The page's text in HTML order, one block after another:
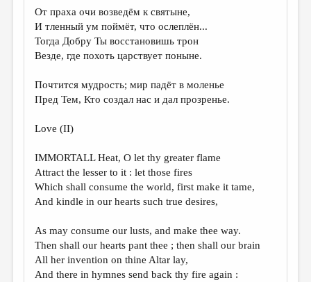
КОНКУРСЫ
ДЕТСКАЯ КОМНАТА
ОБЗОР ЛИТЕРАТУРЫ
СТРАНИЦЫ ПАМЯТИ
РЕДКОЛЛЕГИЯ
ОТ РЕДАКЦИИ
МАЛАЯ ПРОЗА
ЭССЕИСТИКА
От праха очи возведём к святыне,
И тленный ум поймёт, что ослеплён...
Тогда Добру Ты восстановишь трон
Везде, где похоть царствует поныне.
Почтится мудрость; мир падёт в моленье
Пред Тем, Кто создал нас и дал прозренье.
Love (II)
IMMORTALL Heat, O let thy greater flame
Attract the lesser to it : let those fires
Which shall consume the world, first make it tame,
And kindle in our hearts such true desires,
As may consume our lusts, and make thee way.
Then shall our hearts pant thee ; then shall our brain
All her invention on thine Altar lay,
And there in hymnes send back thy fire again :